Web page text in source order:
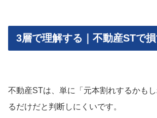
3層で理解する｜不動産STで
不動産STは、単に「元本割れするかも
るだけだと判断しにくいです。